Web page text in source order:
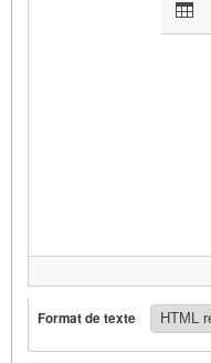
Format de texte